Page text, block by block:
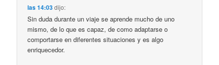
las 14:03dijo:
Sin duda durante un viaje se aprende mucho de uno
mismo, de lo que es capaz, de como adaptarse o
comportarse en diferentes situaciones y es algo
enriquecedor.